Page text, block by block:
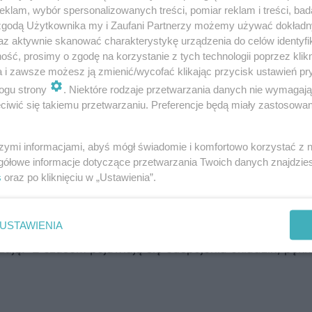
czynników atmosferycznych, takich jak
zamarzanie i rozmarzanie. W konsekwencji
mogą prowadzić do poważnych uszkodzeń.
szczelności, a w dłuższej perspektywie stopniową
do niszczenia tarasu czy balkonu. Powstające
a następnie podczas kolejnych cykli zamarzania i
Z czasem pojawiają się odspojenia okładzin,
wybór spersonalizowanych treści, pomiar reklam i treści,
Użytkownika my i Zaufani Partnerzy możemy używać
aktywnie skanować charakterystykę urządzenia do celów
prosimy o zgodę na korzystanie z tych technologii poprzez
i zawsze możesz ją zmienić/wycofać klikając przycisk ustawień
strony
. Niektóre rodzaje przetwarzania danych nie
się takiemu przetwarzaniu. Preferencje będą miały
informacjami, abyś mógł świadomie i komfortowo korzystać z
informacje dotyczące przetwarzania Twoich danych
oraz po kliknięciu w „Ustawienia”.
USTAWIENIA